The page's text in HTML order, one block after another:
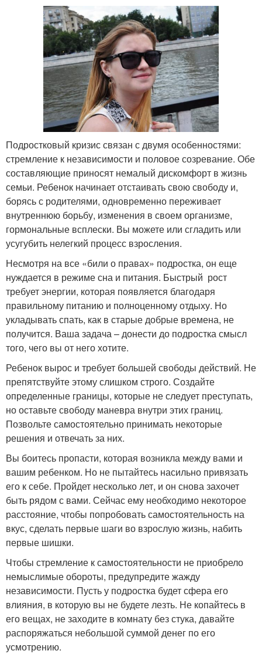
Подростковый кризис связан с двумя особенностями:
стремление к независимости и половое созревание. Обе
составляющие приносят немалый дискомфорт в жизнь
семьи. Ребенок начинает отстаивать свою свободу и,
борясь с родителями, одновременно переживает
внутреннюю борьбу, изменения в своем организме,
гормональные всплески. Вы можете или сгладить или
усугубить нелегкий процесс взросления.
Несмотря на все «били о правах» подростка, он еще
нуждается в режиме сна и питания. Быстрый рост
требует энергии, которая появляется благодаря
правильному питанию и полноценному отдыху. Но
укладывать спать, как в старые добрые времена, не
получится. Ваша задача – донести до подростка смысл
того, чего вы от него хотите.
Ребенок вырос и требует большей свободы действий. Не
препятствуйте этому слишком строго. Создайте
определенные границы, которые не следует преступать,
но оставьте свободу маневра внутри этих границ.
Позвольте самостоятельно принимать некоторые
решения и отвечать за них.
Вы боитесь пропасти, которая возникла между вами и
вашим ребенком. Но не пытайтесь насильно привязать
его к себе. Пройдет несколько лет, и он снова захочет
быть рядом с вами. Сейчас ему необходимо некоторое
расстояние, чтобы попробовать самостоятельность на
вкус, сделать первые шаги во взрослую жизнь, набить
первые шишки.
Чтобы стремление к самостоятельности не приобрело
немыслимые обороты, предупредите жажду
независимости. Пусть у подростка будет сфера его
влияния, в которую вы не будете лезть. Не копайтесь в
его вещах, не заходите в комнату без стука, давайте
распоряжаться небольшой суммой денег по его
усмотрению.